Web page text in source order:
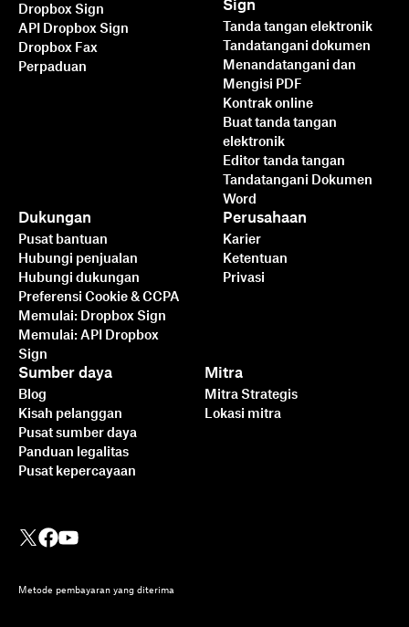
Lebih Cepat, Lebih Cerdas,
Lebih Aman: Cara Dropbox
Sign Meningkatan
Kecepatan Bisnis pada
2025
Baca lebih lanjut
Dropbox Sign
API Dropbox Sign
Dropbox Fax
Perpaduan
Sign
Tanda tangan elektronik
Tandatangani dokumen
Menandatangani dan
Mengisi PDF
Kontrak online
Buat tanda tangan
elektronik
Editor tanda tangan
Tandatangani Dokumen
Word
Dukungan
Pusat bantuan
Hubungi penjualan
Hubungi dukungan
Preferensi Cookie & CCPA
Memulai: Dropbox Sign
Memulai: API Dropbox
Sign
Sumber daya
Blog
Kisah pelanggan
Pusat sumber daya
Panduan legalitas
Pusat kepercayaan
Mitra
Mitra Strategis
Lokasi mitra
Perusahaan
Karier
Ketentuan
Privasi
Metode pembayaran yang diterima